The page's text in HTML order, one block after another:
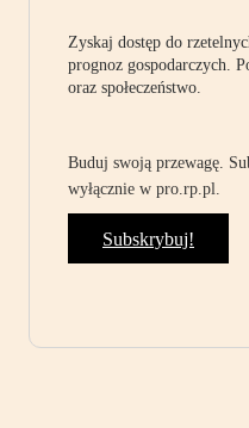
Zyskaj dostęp do
prognoz gospodarczych.
oraz społeczeństwo.
Buduj swoją przewagę.
wyłącznie w pro.rp.pl.
Subskrybuj!